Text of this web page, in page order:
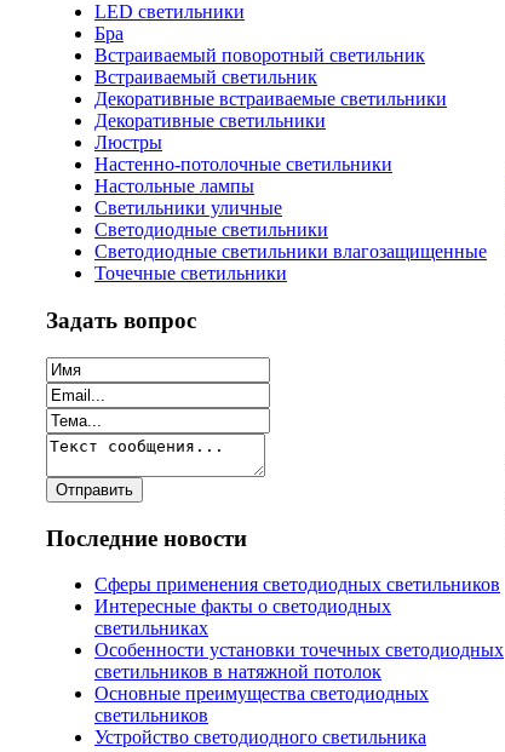
LED светильники
Бра
Встраиваемый поворотный светильник
Встраиваемый светильник
Декоративные встраиваемые светильники
Декоративные светильники
Люстры
Настенно-потолочные светильники
Настольные лампы
Светильники уличные
Светодиодные светильники
Светодиодные светильники влагозащищенные
Точечные светильники
Задать вопрос
Последние новости
Сферы применения светодиодных светильников
Интересные факты о светодиодных
светильниках
Особенности установки точечных светодиодных
светильников в натяжной потолок
Основные преимущества светодиодных
светильников
Устройство светодиодного светильника